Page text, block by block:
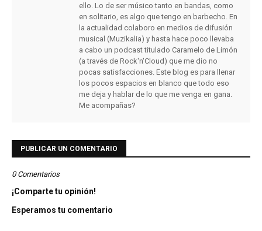
ello. Lo de ser músico tanto en bandas, como
en solitario, es algo que tengo en barbecho. En
la actualidad colaboro en medios de difusión
musical (Muzikalia) y hasta hace poco llevaba
a cabo un podcast titulado Caramelo de Limón
(a través de Rock'n'Cloud) que me dio no
pocas satisfacciones. Este blog es para llenar
los pocos espacios en blanco que todo eso
me deja y hablar de lo que me venga en gana.
Me acompañas?
PUBLICAR UN COMENTARIO
0 Comentarios
¡Comparte tu opinión!
Esperamos tu comentario